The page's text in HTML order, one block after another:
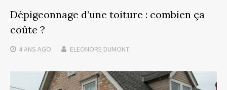
Dépigeonnage d’une toiture : combien ça
coûte ?
4 ANS AGO ELEONORE DUMONT